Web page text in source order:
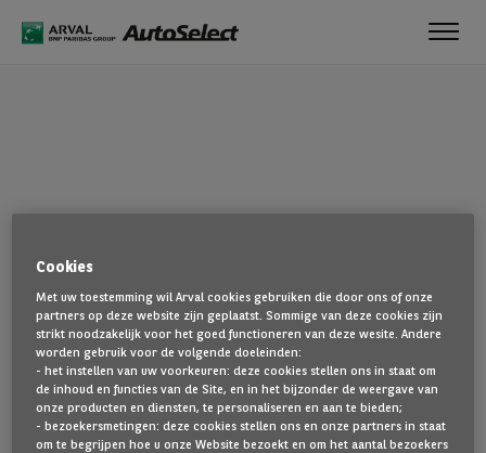
startpagina door hier te klikken.
TERUG NAAR DE STARTPAGINA
TOON AL ONZE VOERTUIGEN
Cookies
Met uw toestemming wil Arval cookies gebruiken die door ons of onze
partners op deze website zijn geplaatst. Sommige van deze cookies zijn
strikt noodzakelijk voor het goed functioneren van deze wesite. Andere
worden gebruik voor de volgende doeleinden:
- het instellen van uw voorkeuren: deze cookies stellen ons in staat om
de inhoud en functies van de Site, en in het bijzonder de weergave van
onze producten en diensten, te personaliseren en aan te bieden;
- bezoekersmetingen: deze cookies stellen ons en onze partners in staat
om te begrijpen hoe u onze Website bezoekt en om het aantal bezoekers